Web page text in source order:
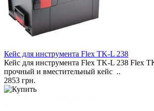
Кейс для инструмента Flex TK-L 238
Кейс для инструмента Flex TK-L 238 Flex
прочный и вместительный кейс ..
2853 грн.